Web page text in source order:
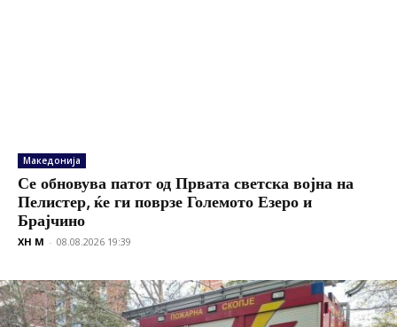
Македонија
Се обновува патот од Првата светска војна на
Пелистер, ќе ги поврзе Големото Езеро и
Брајчино
XH M - 08.08.2026 19:39